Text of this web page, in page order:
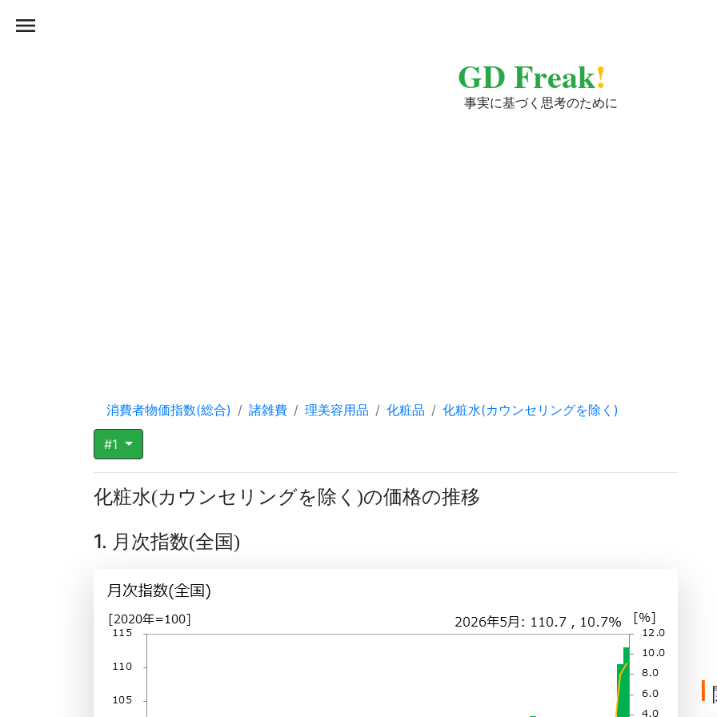
GD Freak!
事実に基づく思考のために
menu
消費者物価指数(総合) 諸雑費 理美容用品 化粧品 化粧水(カウンセリングを除く)
#1
化粧水(カウンセリングを除く )の価格の推移
1. 月次指数(全国)